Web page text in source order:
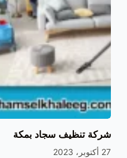
شركة تنظيف سجاد بمكة
27 أكتوبر، 2023